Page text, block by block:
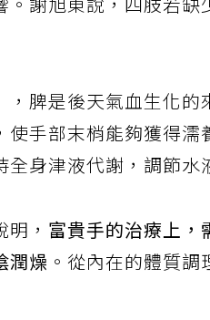
。謝旭東說，四肢若
，脾是後天氣血生化
使手部末梢能夠獲得
全身津液代謝，調節水
， 富貴手的治療上
潤燥 。從內在的體質